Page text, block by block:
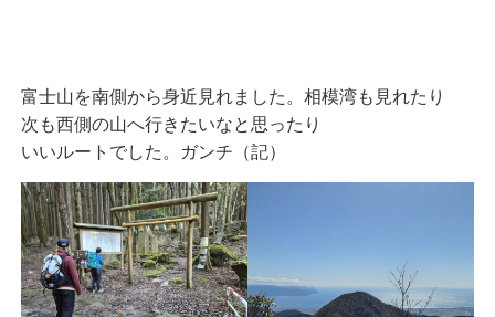
富士山を南側から身近見れました。相模湾も見れたり
次も西側の山へ行きたいなと思ったり
いいルートでした。ガンチ（記）